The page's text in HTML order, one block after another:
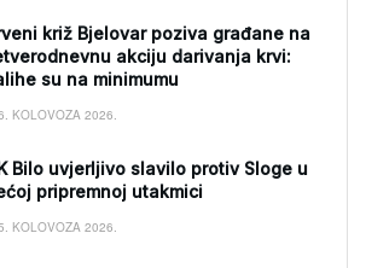
križ Bjelovar poziva građane na
akciju darivanja krvi:
su na minimumu
KOLOVOZA 2026.
Bilo uvjerljivo slavilo protiv Sloge u
pripremnoj utakmici
KOLOVOZA 2026.